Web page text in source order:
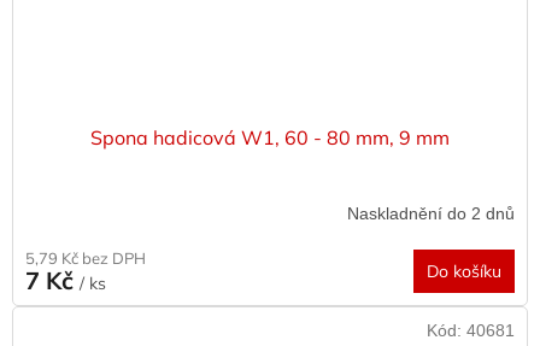
Spona hadicová W1, 60 - 80 mm, 9 mm
Naskladnění do 2 dnů
5,79 Kč bez DPH
7 Kč / ks
Do košíku
Kód: 40681